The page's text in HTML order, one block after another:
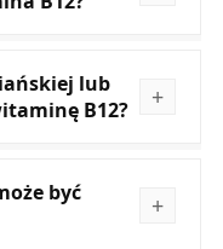
lub
B12?
być